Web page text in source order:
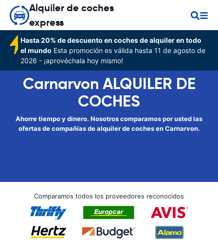
Alquiler de coches
express
Hasta 20% de descuento en coches de alquiler en todo
el mundo Esta promoción es válida hasta 11 de agosto de
2026 - ¡aprovéchala hoy mismo!
Carnarvon ALQUILER DE
COCHES
Ahorre tiempo y dinero. Nosotros comparamos por usted las
ofertas de compañías de alquiler de coches en Carnarvon.
Comparamos todos los proveedores reconocidos